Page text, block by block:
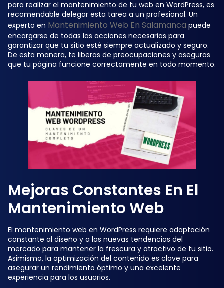
para realizar el mantenimiento de tu web en WordPress, es
recomendable delegar esta tarea a un profesional. Un
experto en Mantenimiento Web En Salamanca puede
encargarse de todas las acciones necesarias para
garantizar que tu sitio esté siempre actualizado y seguro.
De esta manera, te liberas de preocupaciones y aseguras
que tu página funcione correctamente en todo momento.
Mejoras Constantes En El
Mantenimiento Web
El mantenimiento web en WordPress requiere adaptación
constante al diseño y a las nuevas tendencias del
mercado para mantener la frescura y atractivo de tu sitio.
Asimismo, la optimización del contenido es clave para
asegurar un rendimiento óptimo y una excelente
experiencia para los usuarios.